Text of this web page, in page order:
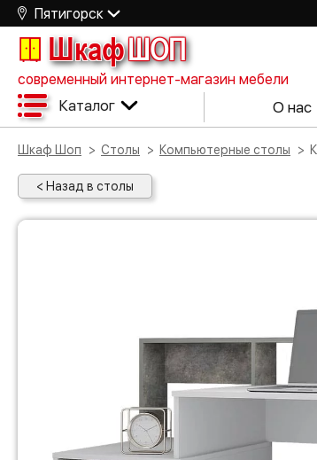
Пятигорск
ШкафШОП
современный интернет-магазин мебели
Каталог О нас
Шкаф Шоп Столы Компьютерные столы
< Назад в столы